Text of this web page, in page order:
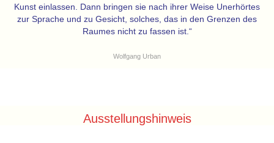
Kunst einlassen. Dann bringen sie nach ihrer Weise Unerhörtes
zur Sprache und zu Gesicht, solches, das in den Grenzen des
Raumes nicht zu fassen ist.“
Wolfgang Urban
Ausstellungshinweis